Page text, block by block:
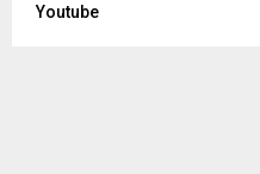
Youtube